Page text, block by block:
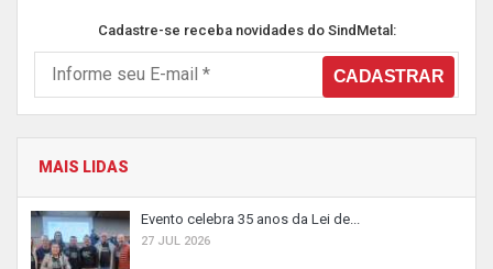
Cadastre-se receba novidades do SindMetal:
MAIS LIDAS
Evento celebra 35 anos da Lei de...
27 JUL 2026